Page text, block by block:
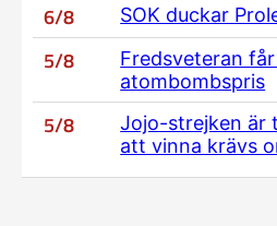
6/8 SOK duckar
5/8
Fredsveteran
atombombspris
5/8
Jojo-strejken är
att vinna krävs